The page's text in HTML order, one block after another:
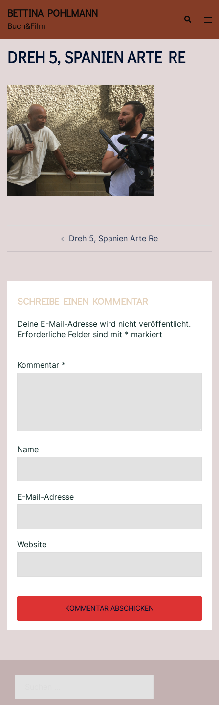
Inhalt
springen
BETTINA POHLMANN
Buch&Film
Suche
DREH 5, SPANIEN ARTE RE
Dreh 5, Spanien Arte Re
SCHREIBE EINEN KOMMENTAR
Deine E-Mail-Adresse wird nicht veröffentlicht.
Erforderliche Felder sind mit * markiert
Kommentar *
Name
E-Mail-Adresse
Website